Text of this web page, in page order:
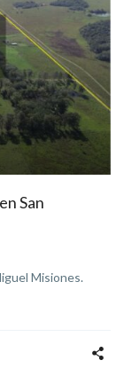
San
Misiones.